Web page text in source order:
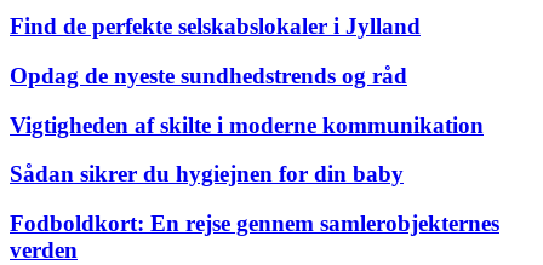
Find de perfekte selskabslokaler i Jylland
Opdag de nyeste sundhedstrends og råd
Vigtigheden af skilte i moderne kommunikation
Sådan sikrer du hygiejnen for din baby
Fodboldkort: En rejse gennem samlerobjekternes
verden